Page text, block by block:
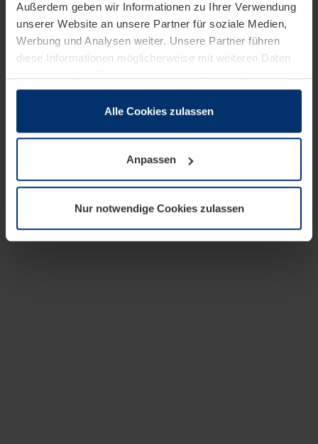
Außerdem geben wir Informationen zu Ihrer Verwendung
unserer Website an unsere Partner für soziale Medien,
Werbung und Analysen weiter. Unsere Partner führen
diese Informationen möglicherweise mit weiteren Daten
sie im Rahmen Ihrer Nutzung der Dienste gesammelt
wenn diese für den Betrieb dieser Seite unbedingt
notwendig sind. Für alle anderen Cookie-Typen benötigen
wir Ihre Erlaubnis. Ihre Einwilligung können Sie jederzeit
Datenschutzerklärungunserer Website ändern oder
widerrufen.
Alle Cookies zulassen
Anpassen
Nur notwendige Cookies zulassen